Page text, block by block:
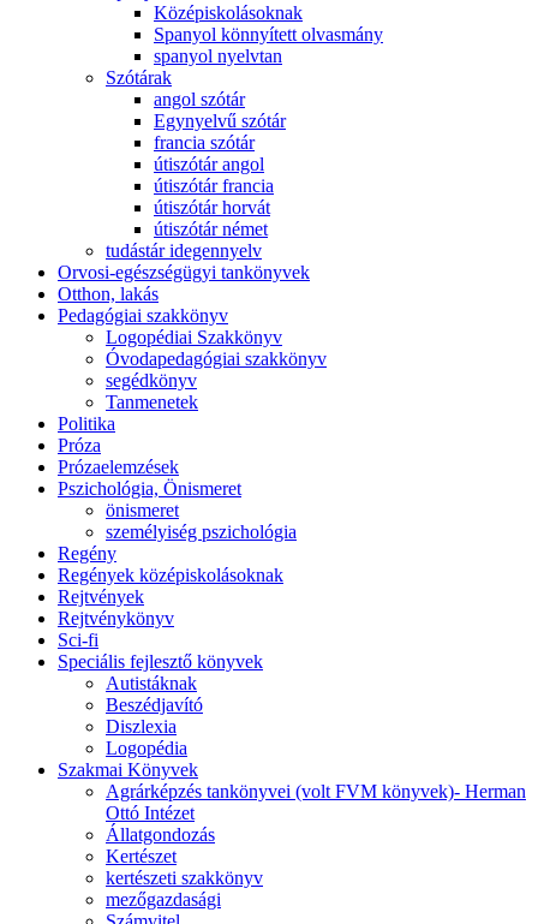
Középiskolásoknak
Spanyol könnyített olvasmány
spanyol nyelvtan
Szótárak
angol szótár
Egynyelvű szótár
francia szótár
útiszótár angol
útiszótár francia
útiszótár horvát
útiszótár német
tudástár idegennyelv
Orvosi-egészségügyi tankönyvek
Otthon, lakás
Pedagógiai szakkönyv
Logopédiai Szakkönyv
Óvodapedagógiai szakkönyv
segédkönyv
Tanmenetek
Politika
Próza
Prózaelemzések
Pszichológia, Önismeret
önismeret
személyiség pszichológia
Regény
Regények középiskolásoknak
Rejtvények
Rejtvénykönyv
Sci-fi
Speciális fejlesztő könyvek
Autistáknak
Beszédjavító
Diszlexia
Logopédia
Szakmai Könyvek
Agrárképzés tankönyvei (volt FVM könyvek)- Herman
Ottó Intézet
Állatgondozás
Kertészet
kertészeti szakkönyv
mezőgazdasági